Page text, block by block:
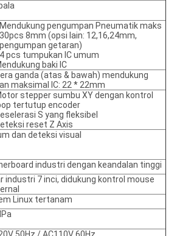
Mendukung pengumpan Pneumatik maks
30pcs 8mm (opsi lain: 12,16,24mm,
pengumpan getaran)
pcs tumpukan IC umum
baki IC
ganda (atas & bawah) mendukung
maksimal IC: 22 * ​​22mm
stepper sumbu XY dengan kontrol
tertutup encoder
S yang fleksibel
reset Z Axis
dan deteksi visual
industri dengan keandalan tinggi
industri 7 inci, didukung kontrol mouse
Linux tertanam